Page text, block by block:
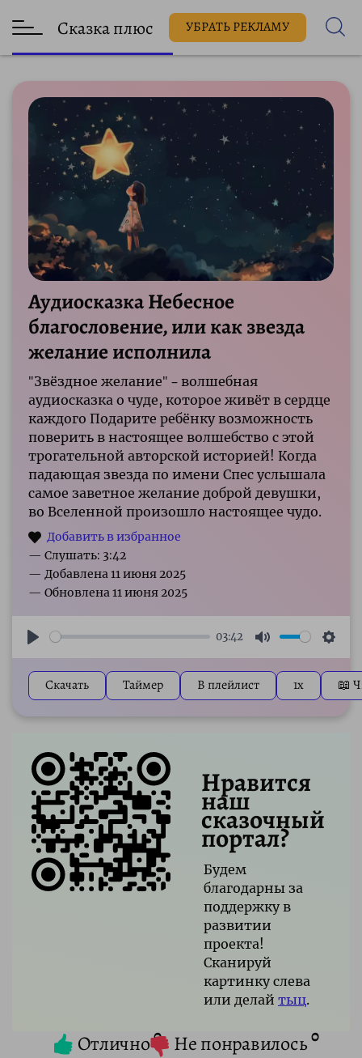
Сказка плюс УБРАТЬ РЕКЛАМУ
Аудиосказка Небесное
благословение, или как звезда
желание исполнила
"Звёздное желание" – волшебная
аудиосказка о чуде, которое живёт в сердце
каждого Подарите ребёнку возможность
поверить в настоящее волшебство с этой
трогательной авторской историей! Когда
падающая звезда по имени Спес услышала
самое заветное желание доброй девушки,
во Вселенной произошло настоящее чудо.
— Слушать: 3:42
03:42
Mute
Скачать Таймер В плейлист 1x 📖
Нравится
наш
сказочный
портал?
Будем
благодарны за
поддержку в
развитии
проекта!
Сканируй
картинку слева
или делай тыц.
Отлично0 Не понравилось0